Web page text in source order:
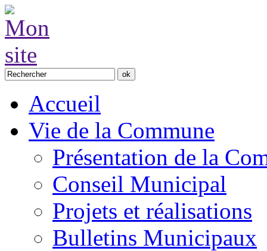
Accueil
Vie de la Commune
Présentation de la
Conseil Municipal
Projets et réalisations
Bulletins Municipaux